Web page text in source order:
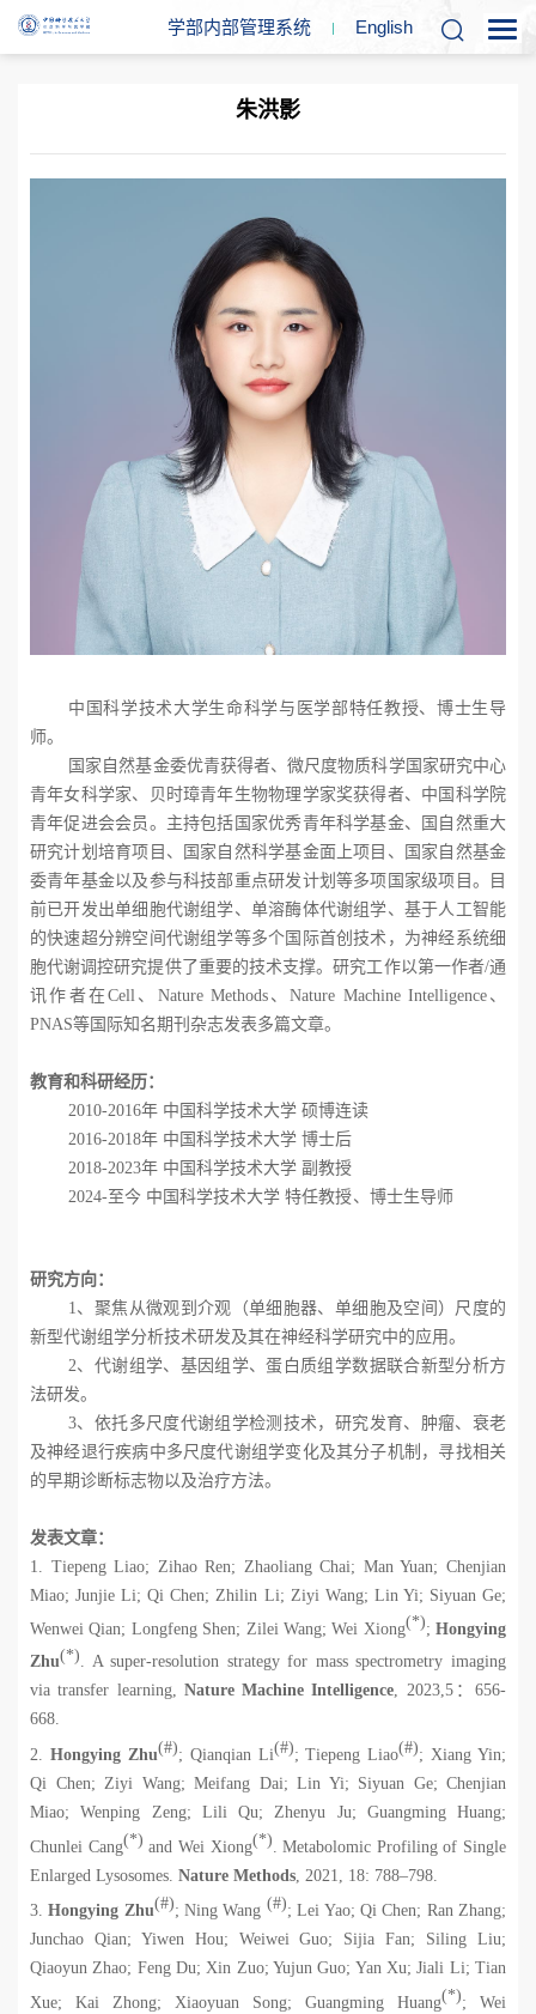
学部内部管理系统 English
朱洪影
中国科学技术大学生命科学与医学部特任教授、博士生导
师。
国家自然基金委优青获得者、微尺度物质科学国家研究中心
青年女科学家、贝时璋青年生物物理学家奖获得者、中国科学院
青年促进会会员。主持包括国家优秀青年科学基金、国自然重大
研究计划培育项目、国家自然科学基金面上项目、国家自然基金
委青年基金以及参与科技部重点研发计划等多项国家级项目。目
前已开发出单细胞代谢组学、单溶酶体代谢组学、基于人工智能
的快速超分辨空间代谢组学等多个国际首创技术，为神经系统细
胞代谢调控研究提供了重要的技术支撑。研究工作以第一作者/通
讯作者在 Cell 、 Nature Methods、Nature Machine Intelligence、
PNAS等国际知名期刊杂志发表多篇文章。
教育和科研经历 ：
2010-2016年 中国科学技术大学 硕博连读
2016-2018年 中国科学技术大学 博士后
2018-2023年 中国科学技术大学 副教授
2024-至今 中国科学技术大学 特任教授、博士生导师
研究方向 ：
1 、聚焦从微观到介观（单细胞器、单细胞及空间）尺度的
新型代谢组学分析技术研发及其在神经科学研究中的应用。
2、代谢组学、基因组学、蛋白质组学数据联合新型分析方
法研发。
3、依托多尺度代谢组学检测技术，研究发育、肿瘤、衰老
及神经退行疾病中多尺度代谢组学变化及其分子机制，寻找相关
的早期诊断标志物以及治疗方法。
发表文章：
1. Tiepeng Liao; Zihao Ren; Zhaoliang Chai; Man Yuan; Chenjian
Miao; Junjie Li; Qi Chen; Zhilin Li; Ziyi Wang; Lin Yi; Siyuan Ge;
Wenwei Qian; Longfeng Shen; Zilei Wang; Wei Xiong(*); Hongying
Zhu(*). A super-resolution strategy for mass spectrometry imaging
via transfer learning, Nature Machine Intelligence, 2023,5： 656-
668.
2. Hongying Zhu(#); Qianqian Li(#); Tiepeng Liao(#); Xiang Yin;
Qi Chen; Ziyi Wang; Meifang Dai; Lin Yi; Siyuan Ge; Chenjian
Miao; Wenping Zeng; Lili Qu; Zhenyu Ju; Guangming Huang;
Chunlei Cang(*) and Wei Xiong(*) . Metabolomic Profiling of Single
Enlarged Lysosomes. Nature Methods , 2021, 18: 788–798.
3.Hongying Zhu(#); Ning Wang (#); Lei Yao; Qi Chen; Ran Zhang;
Junchao Qian; Yiwen Hou; Weiwei Guo; Sijia Fan; Siling Liu;
Qiaoyun Zhao; Feng Du; Xin Zuo; Yujun Guo; Yan Xu; Jiali Li; Tian
Xue; Kai Zhong; Xiaoyuan Song; Guangming Huang(*); Wei